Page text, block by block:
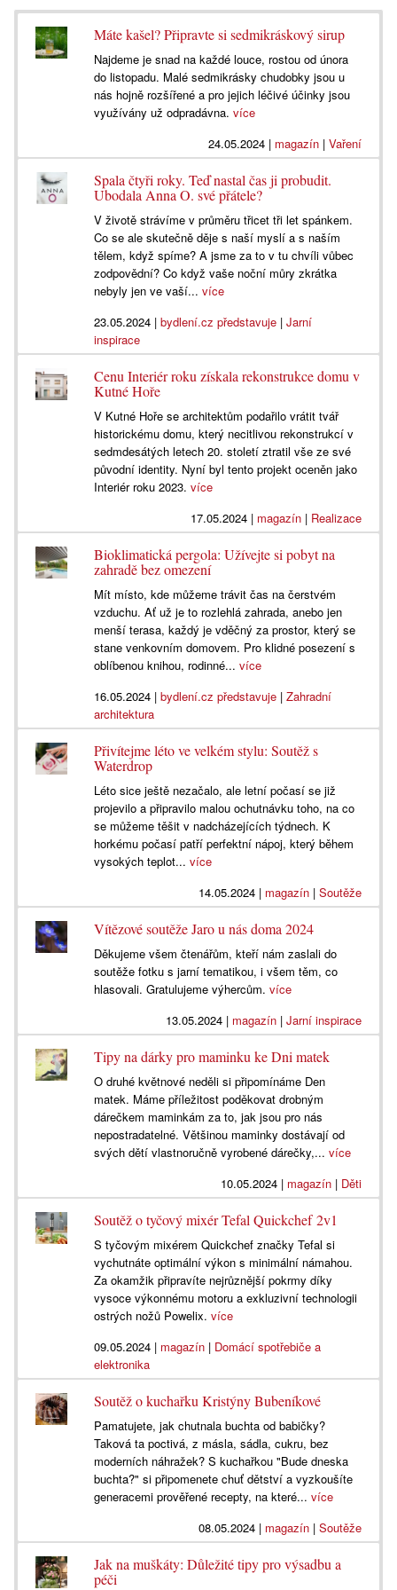
Máte kašel? Připravte si sedmikráskový sirup
Najdeme je snad na každé louce, rostou od února
do listopadu. Malé sedmikrásky chudobky jsou u
nás hojně rozšířené a pro jejich léčivé účinky jsou
využívány už odpradávna.více
24.05.2024| magazín| Vaření
Spala čtyři roky. Teď nastal čas ji probudit.
Ubodala Anna O. své přátele?
V životě strávíme v průměru třicet tři let spánkem.
Co se ale skutečně děje s naší myslí a s naším
tělem, když spíme? A jsme za to v tu chvíli vůbec
zodpovědní? Co když vaše noční můry zkrátka
nebyly jen ve vaší...více
23.05.2024 |bydlení.cz představuje |Jarní
inspirace
Cenu Interiér roku získala rekonstrukce domu v
Kutné Hoře
V Kutné Hoře se architektům podařilo vrátit tvář
historickému domu, který necitlivou rekonstrukcí v
sedmdesátých letech 20. století ztratil vše ze své
původní identity. Nyní byl tento projekt oceněn jako
Interiér roku 2023.více
17.05.2024| magazín| Realizace
Bioklimatická pergola: Užívejte si pobyt na
zahradě bez omezení
Mít místo, kde můžeme trávit čas na čerstvém
vzduchu. Ať už je to rozlehlá zahrada, anebo jen
menší terasa, každý je vděčný za prostor, který se
stane venkovním domovem. Pro klidné posezení s
oblíbenou knihou, rodinné...více
16.05.2024 |bydlení.cz představuje |Zahradní
architektura
Přivítejme léto ve velkém stylu: Soutěž s
Waterdrop
Léto sice ještě nezačalo, ale letní počasí se již
projevilo a připravilo malou ochutnávku toho, na co
se můžeme těšit v nadcházejících týdnech. K
horkému počasí patří perfektní nápoj, který během
vysokých teplot...více
14.05.2024| magazín| Soutěže
Vítězové soutěže Jaro u nás doma 2024
Děkujeme všem čtenářům, kteří nám zaslali do
soutěže fotku s jarní tematikou, i všem těm, co
hlasovali. Gratulujeme výhercům.více
13.05.2024| magazín| Jarní inspirace
Tipy na dárky pro maminku ke Dni matek
O druhé květnové neděli si připomínáme Den
matek. Máme příležitost poděkovat drobným
dárečkem maminkám za to, jak jsou pro nás
nepostradatelné. Většinou maminky dostávají od
svých dětí vlastnoručně vyrobené dárečky,...více
10.05.2024| magazín| Děti
Soutěž o tyčový mixér Tefal Quickchef 2v1
S tyčovým mixérem Quickchef značky Tefal si
vychutnáte optimální výkon s minimální námahou.
Za okamžik připravíte nejrůznější pokrmy díky
vysoce výkonnému motoru a exkluzivní technologii
ostrých nožů Powelix.více
09.05.2024 | magazín | Domácí spotřebiče a
elektronika
Soutěž o kuchařku Kristýny Bubeníkové
Pamatujete, jak chutnala buchta od babičky?
Taková ta poctivá, z másla, sádla, cukru, bez
moderních náhražek? S kuchařkou "Bude dneska
buchta?" si připomenete chuť dětství a vyzkoušíte
generacemi prověřené recepty, na které...více
08.05.2024| magazín| Soutěže
Jak na muškáty: Důležité tipy pro výsadbu a
péči